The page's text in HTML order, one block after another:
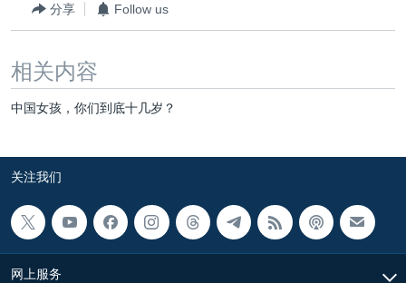
埃博拉疫情
重要讲话与声明
台海两岸关系
关注西藏
关注新疆
GEN Z 看美国
分享 Follow us
相关内容
中国女孩，你们到底十几岁？
关注我们
网上服务